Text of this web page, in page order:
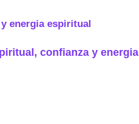
confianza y energia